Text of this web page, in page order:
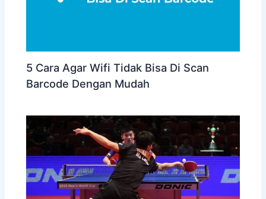
5 Cara Agar Wifi Tidak Bisa Di Scan
Barcode Dengan Mudah